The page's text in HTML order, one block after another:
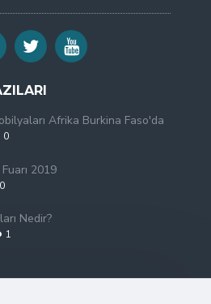
Afrika Burkina Faso'da
0
2019
0
Nedir?
1